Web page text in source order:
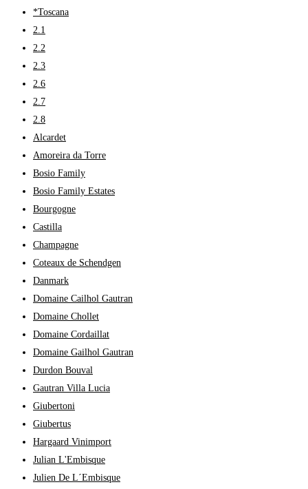
*Toscana
2.1
2.2
2.3
2.6
2.7
2.8
Alcardet
Amoreira da Torre
Bosio Family
Bosio Family Estates
Bourgogne
Castilla
Champagne
Coteaux de Schendgen
Danmark
Domaine Cailhol Gautran
Domaine Chollet
Domaine Cordaillat
Domaine Gailhol Gautran
Durdon Bouval
Gautran Villa Lucia
Giubertoni
Giubertus
Hargaard Vinimport
Julian L'Embisque
Julien De L´Embisque